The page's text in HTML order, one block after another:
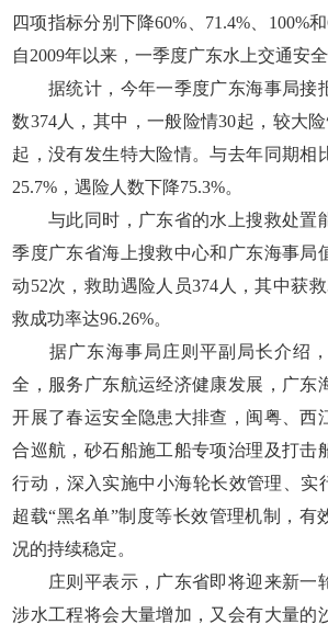
四项指标分别下降60%、71.4%、100%
自2009年以来，一季度广东水上交通安
据统计，今年一季度广东海事局接
数374人，其中，一般险情30起，较大
起，没有发生特大险情。与去年同期相
25.7%，遇险人数下降75.3%。
与此同时，广东省的水上搜救处置
季度广东省海上搜救中心和广东海事局
动52次，救助遇险人员374人，其中获
救成功率达96.26%。
据广东海事局庄则平副局长介绍，
全，服务广东航运经济健康发展，广东
开展了春运安全隐患大排查，闽粤、西
合巡航，砂石船施工船专项治理及打击
行动，深入实施中小海轮长效管理、实
超载“黑名单”制度等长效管理机制，有
况的持续稳定。
庄则平表示，广东省即将迎来新一
涉水工程将会大量增加，又会有大量的